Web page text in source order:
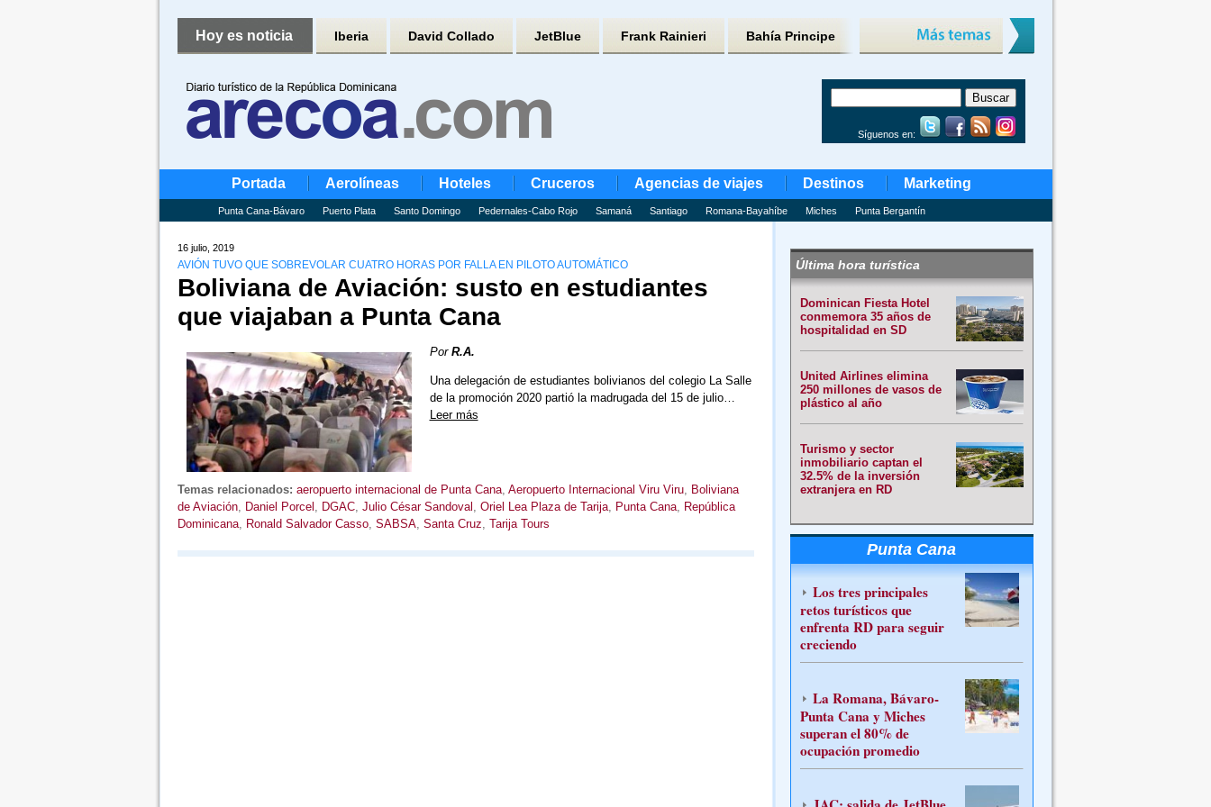
Hoy es noticia Iberia David Collado JetBlue Frank Rainieri Bahía Principe
Síguenos en:
Portada Aerolíneas Hoteles Cruceros Agencias de viajes Destinos Marketing
Punta Cana-Bávaro Puerto Plata Santo Domingo Pedernales-Cabo Rojo Samaná Santiago Romana-Bayahíbe Miches Punta Bergantín
16 julio, 2019
AVIÓN TUVO QUE SOBREVOLAR CUATRO HORAS POR FALLA EN PILOTO AUTOMÁTICO
Boliviana de Aviación: susto en estudiantes
que viajaban a Punta Cana
Por R.A.
Una delegación de estudiantes bolivianos del colegio La Salle
de la promoción 2020 partió la madrugada del 15 de julio…
Leer más
Temas relacionados: aeropuerto internacional de Punta Cana, Aeropuerto Internacional Viru Viru, Boliviana
de Aviación, Daniel Porcel , DGAC, Julio César Sandoval , Oriel Lea Plaza de Tarija, Punta Cana, República
Dominicana, Ronald Salvador Casso, SABSA, Santa Cruz, Tarija Tours
Última hora turística
Dominican Fiesta Hotel
conmemora 35 años de
hospitalidad en SD
United Airlines elimina
250 millones de vasos de
plástico al año
Turismo y sector
inmobiliario captan el
32.5% de la inversión
extranjera en RD
Punta Cana
Los tres principales
retos turísticos que
enfrenta RD para seguir
creciendo
La Romana, Bávaro-
Punta Cana y Miches
superan el 80% de
ocupación promedio